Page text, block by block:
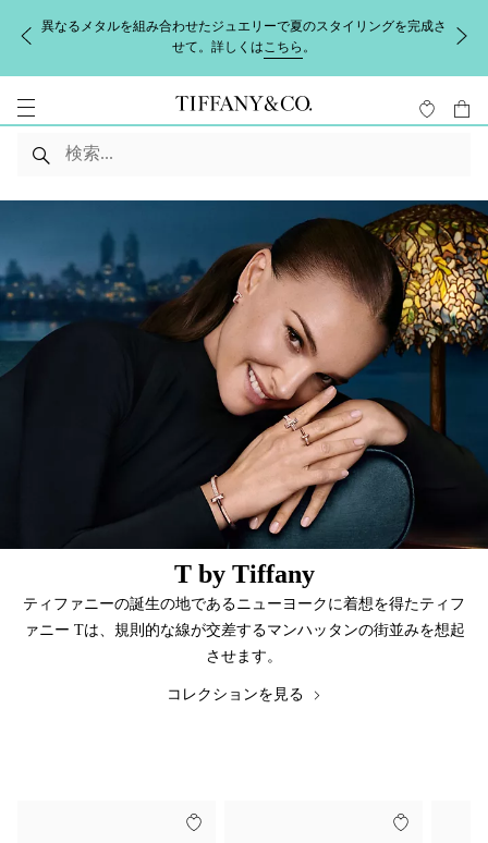
異なるメタルを組み合わせたジュエリーで夏のスタイリングを完成さ
せて。詳しくはこちら 。
T by Tiffany
ティファニーの誕生の地であるニューヨークに着想を得たティフ
ァニー Tは、規則的な線が交差するマンハッタンの街並みを想起
させます。
コレクションを見る